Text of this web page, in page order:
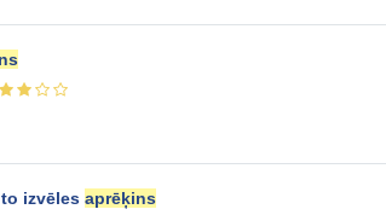
izvēles aprēķins